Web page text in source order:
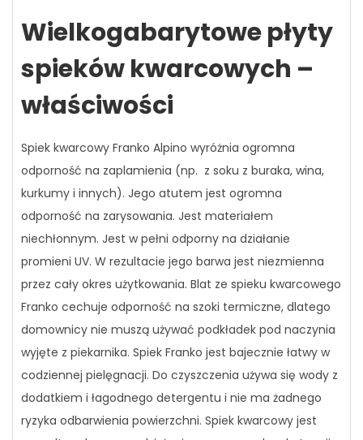
Wielkogabarytowe płyty
spieków kwarcowych –
właściwości
Spiek kwarcowy Franko Alpino wyróżnia ogromna
odporność na zaplamienia (np. z soku z buraka, wina,
kurkumy i innych). Jego atutem jest ogromna
odporność na zarysowania. Jest materiałem
niechłonnym. Jest w pełni odporny na działanie
promieni UV. W rezultacie jego barwa jest niezmienna
przez cały okres użytkowania. Blat ze spieku kwarcowego
Franko cechuje odporność na szoki termiczne, dlatego
domownicy nie muszą używać podkładek pod naczynia
wyjęte z piekarnika. Spiek Franko jest bajecznie łatwy w
codziennej pielęgnacji. Do czyszczenia używa się wody z
dodatkiem i łagodnego detergentu i nie ma żadnego
ryzyka odbarwienia powierzchni. Spiek kwarcowy jest